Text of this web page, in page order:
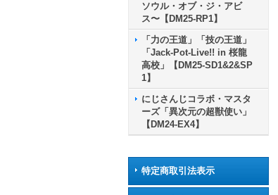
ソウル・オブ・ジ・アビ
ス〜【DM25-RP1】
「力の王道」「技の王道」
「Jack-Pot-Live!! in 桜龍
高校」【DM25-SD1&2&SP
1】
にじさんじコラボ・マスタ
ーズ「異次元の超獣使い」
【DM24-EX4】
特定商取引法表示